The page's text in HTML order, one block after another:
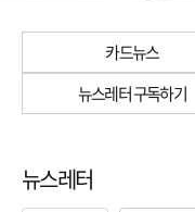
카드뉴스
뉴스레터 구독하기
뉴스레터